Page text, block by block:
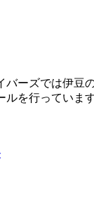
バーズでは伊豆
ルを行っていま